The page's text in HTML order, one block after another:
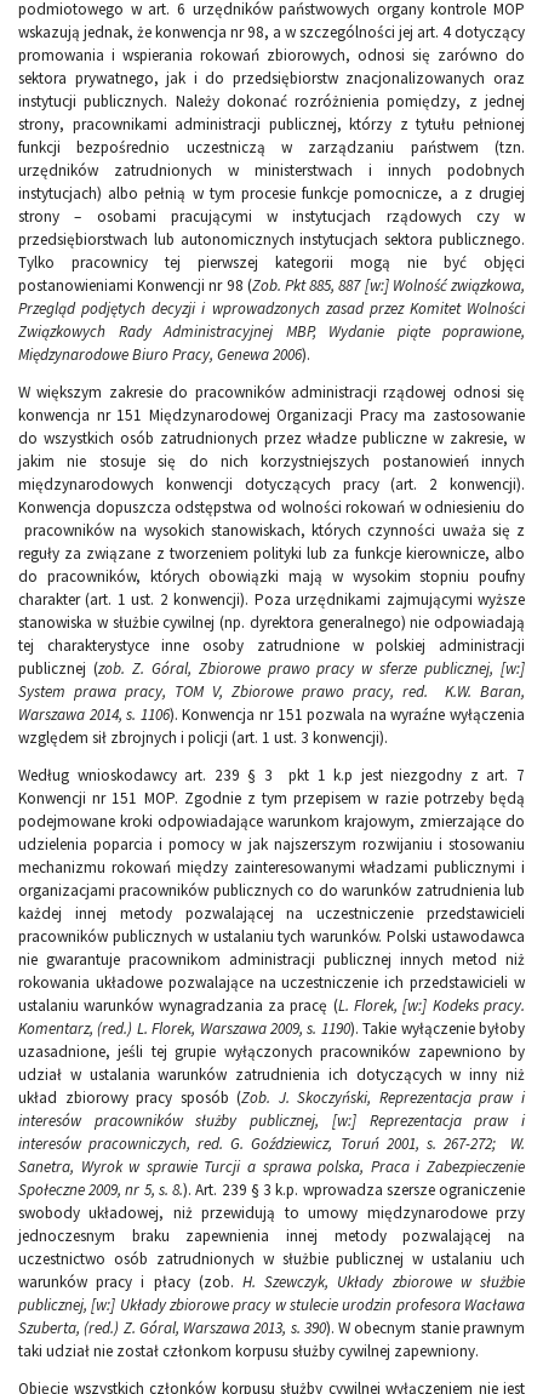
podmiotowego w art. 6 urzędników państwowych organy kontrole MOP
wskazują jednak, że konwencja nr 98, a w szczególności jej art. 4 dotyczący
promowania i wspierania rokowań zbiorowych, odnosi się zarówno do
sektora prywatnego, jak i do przedsiębiorstw znacjonalizowanych oraz
instytucji publicznych. Należy dokonać rozróżnienia pomiędzy, z jednej
strony, pracownikami administracji publicznej, którzy z tytułu pełnionej
funkcji bezpośrednio uczestniczą w zarządzaniu państwem (tzn.
urzędników zatrudnionych w ministerstwach i innych podobnych
instytucjach) albo pełnią w tym procesie funkcje pomocnicze, a z drugiej
strony – osobami pracującymi w instytucjach rządowych czy w
przedsiębiorstwach lub autonomicznych instytucjach sektora publicznego.
Tylko pracownicy tej pierwszej kategorii mogą nie być objęci
postanowieniami Konwencji nr 98 (Zob. Pkt 885, 887 [w:] Wolność związkowa,
Przegląd podjętych decyzji i wprowadzonych zasad przez Komitet Wolności
Związkowych Rady Administracyjnej MBP, Wydanie piąte poprawione,
Międzynarodowe Biuro Pracy, Genewa 2006).
W większym zakresie do pracowników administracji rządowej odnosi się
konwencja nr 151 Międzynarodowej Organizacji Pracy ma zastosowanie
do wszystkich osób zatrudnionych przez władze publiczne w zakresie, w
jakim nie stosuje się do nich korzystniejszych postanowień innych
międzynarodowych konwencji dotyczących pracy (art. 2 konwencji).
Konwencja dopuszcza odstępstwa od wolności rokowań w odniesieniu do
pracowników na wysokich stanowiskach, których czynności uważa się z
reguły za związane z tworzeniem polityki lub za funkcje kierownicze, albo
do pracowników, których obowiązki mają w wysokim stopniu poufny
charakter (art. 1 ust. 2 konwencji). Poza urzędnikami zajmującymi wyższe
stanowiska w służbie cywilnej (np. dyrektora generalnego) nie odpowiadają
tej charakterystyce inne osoby zatrudnione w polskiej administracji
publicznej (zob. Z. Góral, Zbiorowe prawo pracy w sferze publicznej, [w:]
System prawa pracy, TOM V, Zbiorowe prawo pracy, red. K.W. Baran,
Warszawa 2014, s. 1106). Konwencja nr 151 pozwala na wyraźne wyłączenia
względem sił zbrojnych i policji (art. 1 ust. 3 konwencji).
Według wnioskodawcy art. 239 § 3 pkt 1 k.p jest niezgodny z art. 7
Konwencji nr 151 MOP. Zgodnie z tym przepisem w razie potrzeby będą
podejmowane kroki odpowiadające warunkom krajowym, zmierzające do
udzielenia poparcia i pomocy w jak najszerszym rozwijaniu i stosowaniu
mechanizmu rokowań między zainteresowanymi władzami publicznymi i
organizacjami pracowników publicznych co do warunków zatrudnienia lub
każdej innej metody pozwalającej na uczestniczenie przedstawicieli
pracowników publicznych w ustalaniu tych warunków. Polski ustawodawca
nie gwarantuje pracownikom administracji publicznej innych metod niż
rokowania układowe pozwalające na uczestniczenie ich przedstawicieli w
ustalaniu warunków wynagradzania za pracę (L. Florek, [w:] Kodeks pracy.
Komentarz, (red.) L. Florek, Warszawa 2009, s. 1190). Takie wyłączenie byłoby
uzasadnione, jeśli tej grupie wyłączonych pracowników zapewniono by
udział w ustalania warunków zatrudnienia ich dotyczących w inny niż
układ zbiorowy pracy sposób (Zob. J. Skoczyński, Reprezentacja praw i
interesów pracowników służby publicznej, [w:] Reprezentacja praw i
interesów pracowniczych, red. G. Goździewicz, Toruń 2001, s. 267-272; W.
Sanetra, Wyrok w sprawie Turcji a sprawa polska, Praca i Zabezpieczenie
Społeczne 2009, nr 5, s. 8.). Art. 239 § 3 k.p. wprowadza szersze ograniczenie
swobody układowej, niż przewidują to umowy międzynarodowe przy
jednoczesnym braku zapewnienia innej metody pozwalającej na
uczestnictwo osób zatrudnionych w służbie publicznej w ustalaniu uch
warunków pracy i płacy (zob. H. Szewczyk, Układy zbiorowe w służbie
publicznej, [w:] Układy zbiorowe pracy w stulecie urodzin profesora Wacława
Szuberta, (red.) Z. Góral, Warszawa 2013, s. 390). W obecnym stanie prawnym
taki udział nie został członkom korpusu służby cywilnej zapewniony.
Objęcie wszystkich członków korpusu służby cywilnej wyłączeniem nie jest